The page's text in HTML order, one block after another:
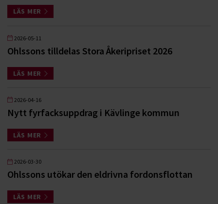
LÄS MER
2026-05-11
Ohlssons tilldelas Stora Åkeripriset 2026
LÄS MER
2026-04-16
Nytt fyrfacksuppdrag i Kävlinge kommun
LÄS MER
2026-03-30
Ohlssons utökar den eldrivna fordonsflottan
LÄS MER